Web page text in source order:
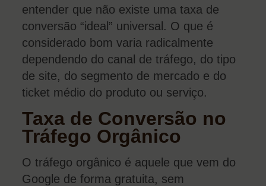
entender que não existe uma taxa de
conversão “ideal” universal. O que é
considerado bom varia radicalmente
dependendo do canal de tráfego, do tipo
de site, do segmento de mercado e do
ticket médio do produto ou serviço.
Taxa de Conversão no
Tráfego Orgânico
O tráfego orgânico é aquele que vem do
Google de forma gratuita, sem